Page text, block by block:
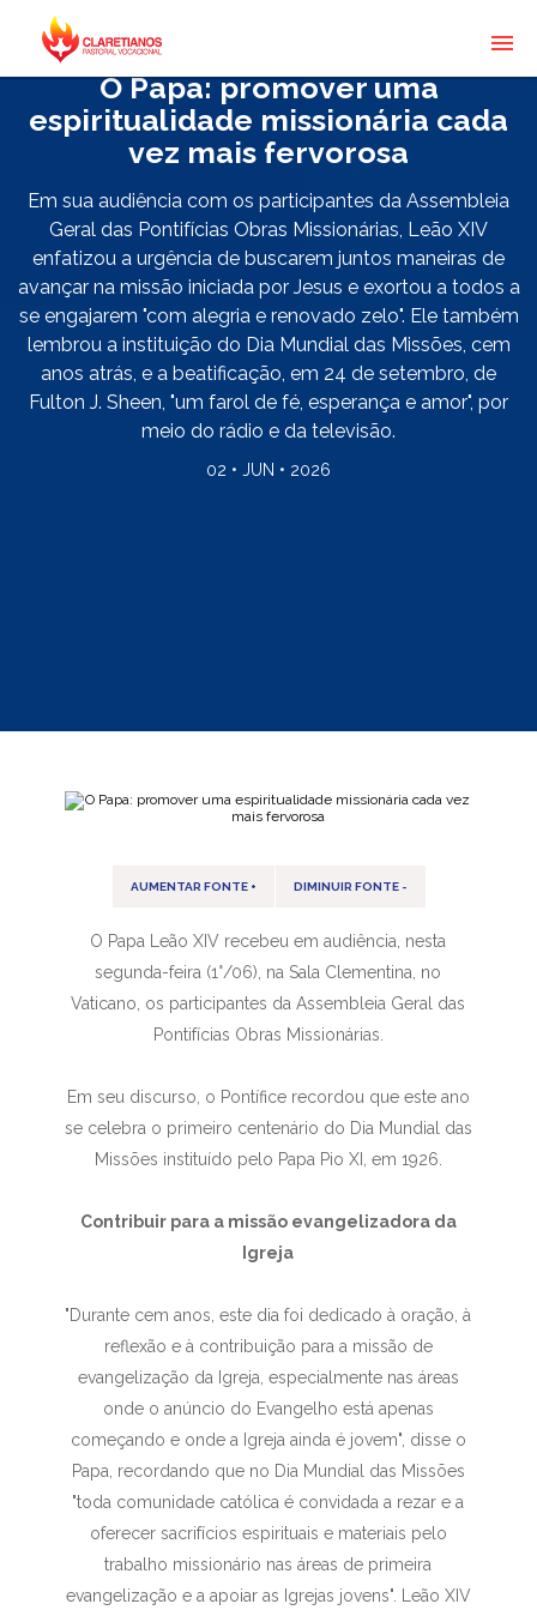
O Papa: promover uma
espiritualidade missionária cada
vez mais fervorosa
Em sua audiência com os participantes da Assembleia
Geral das Pontifícias Obras Missionárias, Leão XIV
enfatizou a urgência de buscarem juntos maneiras de
avançar na missão iniciada por Jesus e exortou a todos a
se engajarem "com alegria e renovado zelo". Ele também
lembrou a instituição do Dia Mundial das Missões, cem
anos atrás, e a beatificação, em 24 de setembro, de
Fulton J. Sheen, "um farol de fé, esperança e amor", por
meio do rádio e da televisão.
02 • JUN • 2026
AUMENTAR FONTE + DIMINUIR FONTE -
O Papa Leão XIV recebeu em audiência, nesta
segunda-feira (1°/06), na Sala Clementina, no
Vaticano, os participantes da Assembleia Geral das
Pontifícias Obras Missionárias.
Em seu discurso, o Pontífice recordou que este ano
se celebra o primeiro centenário do Dia Mundial das
Missões instituído pelo Papa Pio XI, em 1926.
Contribuir para a missão evangelizadora da
Igreja
"Durante cem anos, este dia foi dedicado à oração, à
reflexão e à contribuição para a missão de
evangelização da Igreja, especialmente nas áreas
onde o anúncio do Evangelho está apenas
começando e onde a Igreja ainda é jovem", disse o
Papa, recordando que no Dia Mundial das Missões
"toda comunidade católica é convidada a rezar e a
oferecer sacrifícios espirituais e materiais pelo
trabalho missionário nas áreas de primeira
evangelização e a apoiar as Igrejas jovens". Leão XIV